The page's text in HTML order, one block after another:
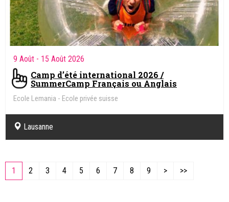
9 Août - 15 Août 2026
Camp d’été international 2026 /
SummerCamp Français ou Anglais
Ecole Lemania - Ecole privée suisse
Lausanne
1 2 3 4 5 6 7 8 9 > >>